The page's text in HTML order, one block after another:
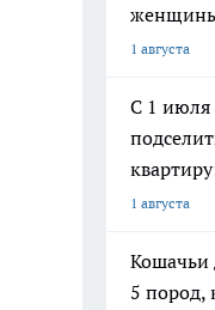
1 августа
С 1 июля
1 августа
Кошачьи
5 пород,